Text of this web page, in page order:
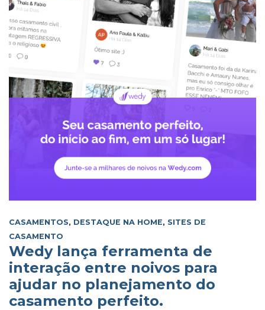
CASAMENTOS, DESTAQUE NA HOME, SITES DE
CASAMENTO
Wedy lança ferramenta de
interação entre noivos para
ajudar no planejamento do
casamento perfeito.